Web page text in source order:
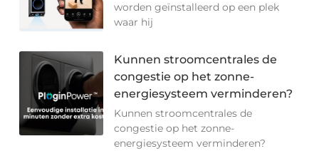
worden geïnstalleerd op een plek
waar hij
Kunnen stroomcentrales de
congestie op het zonne-
energiesysteem verminderen?
Kunnen stroomcentrales de
congestie op het zonne-
energiesysteem verminderen?